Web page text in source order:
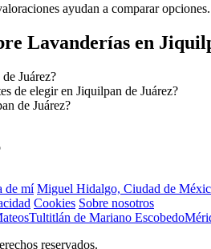
ayudan a comparar opciones.
Lavanderías en
Juárez?
de elegir en Jiquilpan de Juárez?
de Juárez?
de mí Miguel Hidalgo, Ciudad de
Cookies Sobre nosotros
Tultitlán de Mariano Escobedo
reservados.